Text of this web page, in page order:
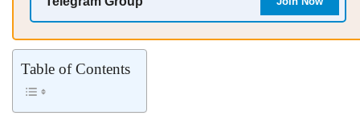
Table of Contents